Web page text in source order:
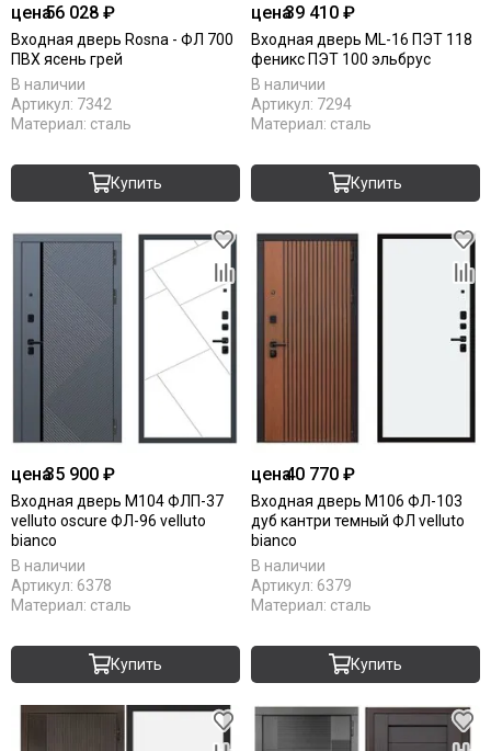
цена56 028 ₽
Входная дверь Rosna - ФЛ 700
ПВХ ясень грей
В наличии
Артикул: 7342
Материал: сталь
Купить
цена39 410 ₽
Входная дверь ML-16 ПЭТ 118
феникс ПЭТ 100 эльбрус
В наличии
Артикул: 7294
Материал: сталь
Купить
цена35 900 ₽
Входная дверь М104 ФЛП-37
velluto oscure ФЛ-96 velluto
bianco
В наличии
Артикул: 6378
Материал: сталь
Купить
цена40 770 ₽
Входная дверь М106 ФЛ-103
дуб кантри темный ФЛ velluto
bianco
В наличии
Артикул: 6379
Материал: сталь
Купить